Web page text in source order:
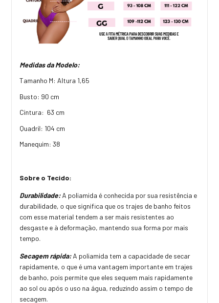
Medidas da Modelo:
Tamanho M: Altura 1,65
Busto: 90 cm
Cintura: 63 cm
Quadril: 104 cm
Manequim: 38
Sobre o Tecido:
Durabilidade: A poliamida é conhecida por sua resistência e
durabilidade, o que significa que os trajes de banho feitos
com esse material tendem a ser mais resistentes ao
desgaste e à deformação, mantendo sua forma por mais
tempo.
Secagem rápida: A poliamida tem a capacidade de secar
rapidamente, o que é uma vantagem importante em trajes
de banho, pois permite que eles sequem mais rapidamente
ao sol ou após o uso na água, reduzindo assim o tempo de
secagem.